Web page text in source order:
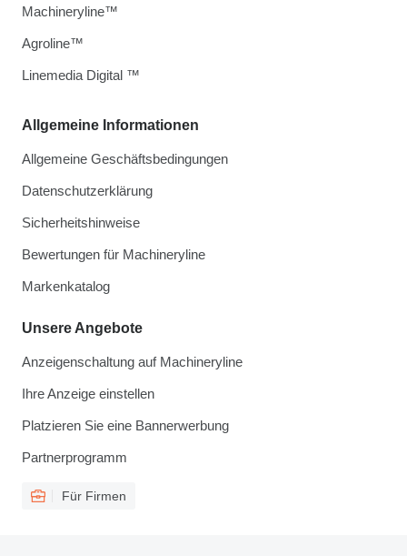
Allgemeine Informationen
Allgemeine Geschäftsbedingungen
Datenschutzerklärung
Sicherheitshinweise
Bewertungen für Machineryline
Markenkatalog
Unsere Angebote
Anzeigenschaltung auf Machineryline
Ihre Anzeige einstellen
Platzieren Sie eine Bannerwerbung
Partnerprogramm
Für Firmen
Machineryline™
Agroline™
Linemedia Digital ™